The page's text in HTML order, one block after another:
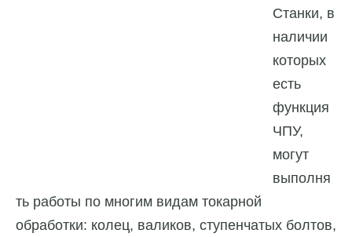
Станки, в
наличии
которых
есть
функция
ЧПУ,
могут
выполня
ть работы по многим видам токарной
обработки: колец, валиков, ступенчатых болтов,